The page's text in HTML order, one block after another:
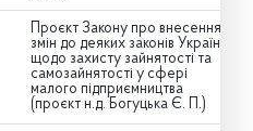
Проєкт Закону про внесення
змін до деяких законів України
щодо захисту зайнятості та
самозайнятості у сфері
малого підприємництва
(проєкт н.д. Богуцька Є. П.)